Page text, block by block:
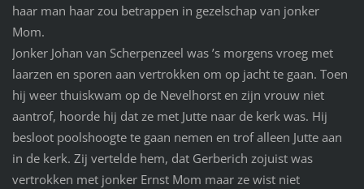
haar man haar zou betrappen in gezelschap van jonker
Mom.
Jonker Johan van Scherpenzeel was ’s morgens vroeg met
laarzen en sporen aan vertrokken om op jacht te gaan. Toen
hij weer thuiskwam op de Nevelhorst en zijn vrouw niet
aantrof, hoorde hij dat ze met Jutte naar de kerk was. Hij
besloot poolshoogte te gaan nemen en trof alleen Jutte aan
in de kerk. Zij vertelde hem, dat Gerberich zojuist was
vertrokken met jonker Ernst Mom maar ze wist niet